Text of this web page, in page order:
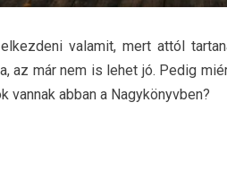
valamit, mert attól
az már nem is lehet jó. Pedig
vannak abban a Nagykönyvben?